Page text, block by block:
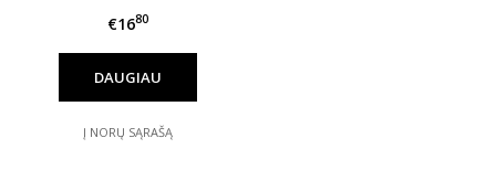
€1680
DAUGIAU
Į NORŲ SĄRAŠĄ